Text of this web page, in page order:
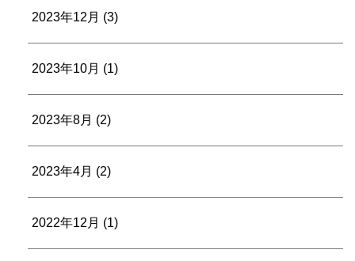
2023年12月 (3)
2023年10月 (1)
2023年8月 (2)
2023年4月 (2)
2022年12月 (1)